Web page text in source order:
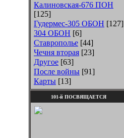
Калиновская-676 ПОН
[125]
Гудермес-305 ОБОН [127]
304 ОБОН [6]
Ставрополье [44]
Чечня вторая [23]
Другое [63]
После войны [91]
Карты [13]
101-й ПОСВЯЩАЕТСЯ